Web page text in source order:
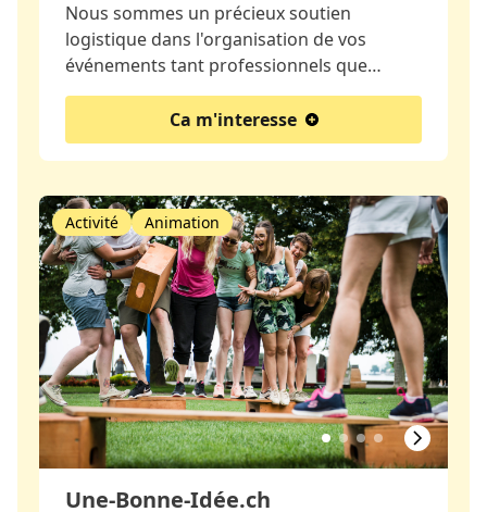
Nous sommes un précieux soutien
logistique dans l'organisation de vos
événements tant professionnels que…
Ca m'interesse
Une-Bonne-Idée.ch
Activité Animation